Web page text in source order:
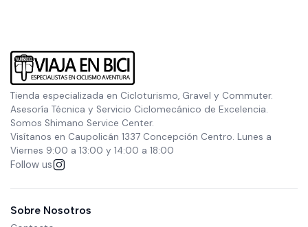
Tienda especializada en Cicloturismo, Gravel y Commuter.
Asesoría Técnica y Servicio Ciclomecánico de Excelencia.
Somos Shimano Service Center.
Visítanos en Caupolicán 1337 Concepción Centro. Lunes a
Viernes 9:00 a 13:00 y 14:00 a 18:00
Follow us
Sobre Nosotros